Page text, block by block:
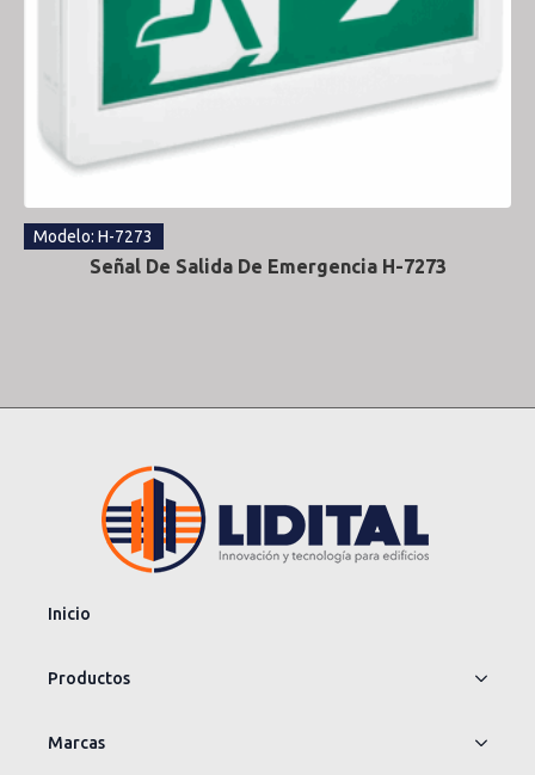
Modelo: H-7273
Señal De Salida De Emergencia H-7273
Inicio
Productos
Marcas